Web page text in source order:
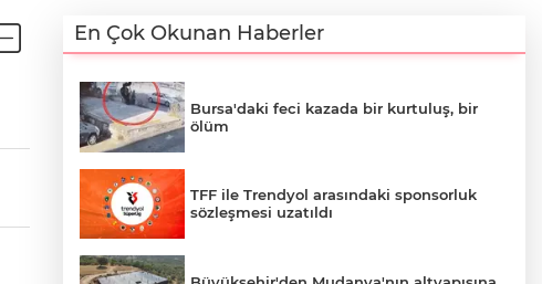
En Çok Okunan Haberler
Bursa'daki feci kazada bir kurtuluş, bir
ölüm
TFF ile Trendyol arasındaki sponsorluk
sözleşmesi uzatıldı